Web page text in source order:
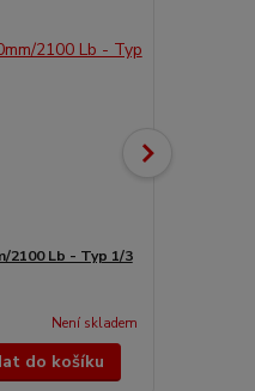
2100 Lb - Typ 1/3
Není skladem
do košíku